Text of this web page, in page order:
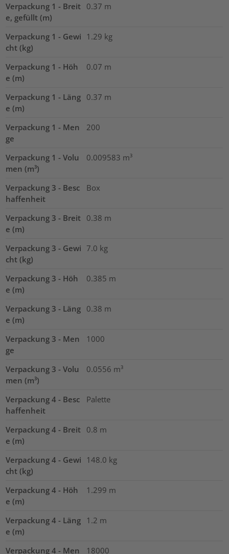
Verpackung 1 - Breit
e, gefüllt (m)
0.37 m
Verpackung 1 - Gewi
cht (kg)
1.29 kg
Verpackung 1 - Höh
e (m)
0.07 m
Verpackung 1 - Läng
e (m)
0.37 m
Verpackung 1 - Men
ge
200
Verpackung 1 - Volu
men (m³)
0.009583 m³
Verpackung 3 - Besc
haffenheit
Box
Verpackung 3 - Breit
e (m)
0.38 m
Verpackung 3 - Gewi
cht (kg)
7.0 kg
Verpackung 3 - Höh
e (m)
0.385 m
Verpackung 3 - Läng
e (m)
0.38 m
Verpackung 3 - Men
ge
1000
Verpackung 3 - Volu
men (m³)
0.0556 m³
Verpackung 4 - Besc
haffenheit
Palette
Verpackung 4 - Breit
e (m)
0.8 m
Verpackung 4 - Gewi
cht (kg)
148.0 kg
Verpackung 4 - Höh
e (m)
1.299 m
Verpackung 4 - Läng
e (m)
1.2 m
Verpackung 4 - Men
18000